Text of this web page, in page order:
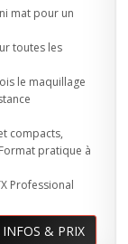
mat pour un
toutes les
le maquillage
compacts,
pratique à
Professional
INFOS & PRIX